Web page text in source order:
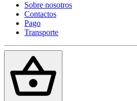
Sobre nosotros
Contactos
Pago
Transporte